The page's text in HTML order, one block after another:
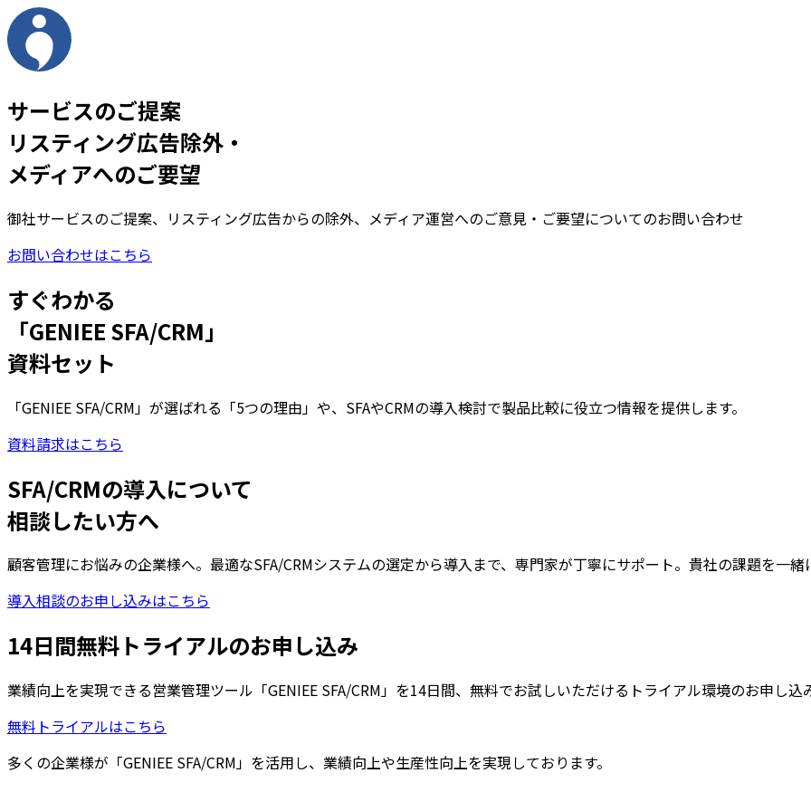
サービスのご提案
リスティング広告除外 ・
メディアへのご要望
御社サービスのご提案、リスティング広告からの除外、メディア運営へのご意見・ご要望についてのお問い合わせ
お問い合わせはこちら
すぐわかる
「GENIEE SFA/CRM」
資料セット
「GENIEE SFA/CRM」が選ばれる「5つの理由」や、SFAやCRMの導入検討で製品比較に役立つ情報を提供します。
資料請求はこちら
SFA/CRMの導入について
相談したい方へ
顧客管理にお悩みの企業様へ。最適なSFA/CRMシステムの選定から導入まで、専門家が丁寧にサポート。貴社の課題を一緒
導入相談のお申し込みはこちら
14日間無料トライアルのお申し込み
業績向上を実現できる営業管理ツール「GENIEE SFA/CRM」を14日間、無料でお試しいただけるトライアル環境のお申し込
無料トライアルはこちら
多くの企業様が「GENIEE SFA/CRM」を活用し、業績向上や生産性向上を実現しております。